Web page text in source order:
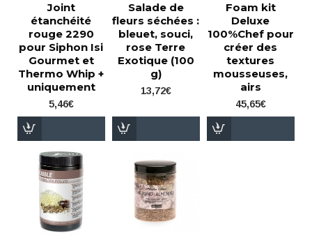
Joint
étanchéité
rouge 2290
pour Siphon Isi
Gourmet et
Thermo Whip +
uniquement
5,46€
Salade de
fleurs séchées :
bleuet, souci,
rose Terre
Exotique (100
g)
13,72€
Foam kit
Deluxe
100%Chef pour
créer des
textures
mousseuses,
airs
45,65€